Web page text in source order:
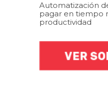
Automatización
pagar en tiempo
productividad